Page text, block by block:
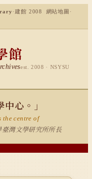
·建館 2008 網站地圖 ·
館
est. 2008 · NSYSU
心。」
the centre of
灣文學研究所所長